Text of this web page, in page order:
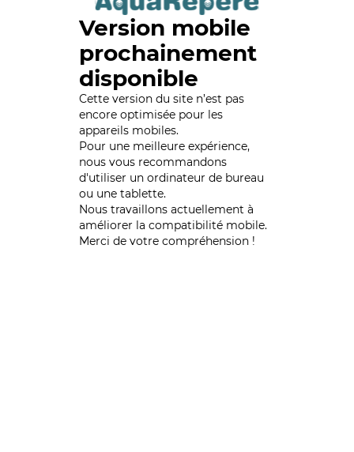
Version mobile
prochainement
disponible
Cette version du site n’est pas
encore optimisée pour les
appareils mobiles.
Pour une meilleure expérience,
nous vous recommandons
d'utiliser un ordinateur de bureau
ou une tablette.
Nous travaillons actuellement à
améliorer la compatibilité mobile.
Merci de votre compréhension !